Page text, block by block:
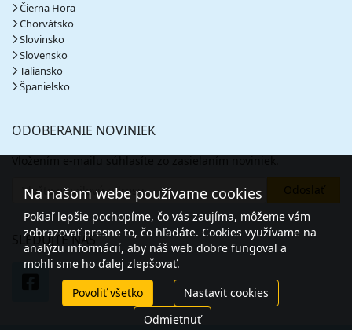
Čierna Hora
Chorvátsko
Slovinsko
Slovensko
Taliansko
Španielsko
ODOBERANIE NOVINIEK
SLEDUJTE NÁS
Na našom webe používame cookies
Pokiaľ lepšie pochopíme, čo vás zaujíma, môžeme vám
zobrazovať presne to, čo hľadáte. Cookies využívame na
analýzu informácií, aby náš web dobre fungoval a
mohli sme ho ďalej zlepšovať.
Povoliť všetko
Nastavit cookies
Odmietnuť